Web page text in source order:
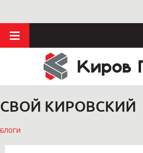
СВОЙ КИРОВСКИЙ
БЛОГИ